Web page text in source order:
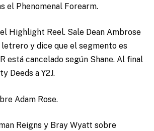
el Phenomenal Forearm.
Highlight Reel. Sale Dean Ambrose
y dice que el segmento es
está cancelado según Shane. Al final
Deeds a Y2J.
Adam Rose.
Reigns y Bray Wyatt sobre